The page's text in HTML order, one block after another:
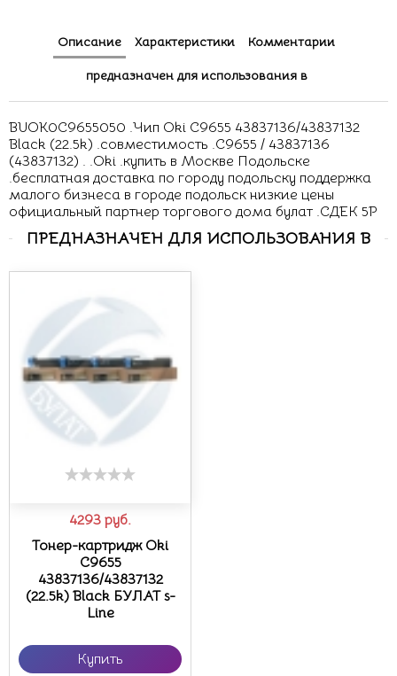
Описание Характеристики Комментарии
предназначен для использования в
BUOK0C9655050 .Чип Oki C9655 43837136/43837132
Black (22.5k) .совместимость .C9655 / 43837136
(43837132) . .Oki .купить в Москве Подольске
.бесплатная доставка по городу подольску поддержка
малого бизнеса в городе подольск низкие цены
официальный партнер торгового дома булат .СДЕК 5P
ПРЕДНАЗНАЧЕН ДЛЯ ИСПОЛЬЗОВАНИЯ В
4293 руб.
Тонер-картридж Oki
C9655
43837136/43837132
(22.5k) Black БУЛАТ s-
Line
Купить